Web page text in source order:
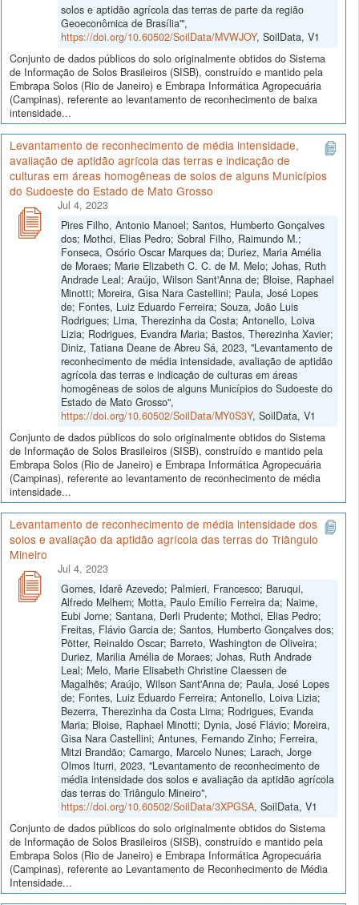
solos e aptidão agrícola das terras de parte da região
Geoeconômica de Brasília'",
https://doi.org/10.60502/SoilData/MVWJOY, SoilData, V1
Conjunto de dados públicos do solo originalmente obtidos do Sistema
de Informação de Solos Brasileiros (SISB), construído e mantido pela
Embrapa Solos (Rio de Janeiro) e Embrapa Informática Agropecuária
(Campinas), referente ao levantamento de reconhecimento de baixa
intensidade...
Levantamento de reconhecimento de média intensidade,
avaliação de aptidão agrícola das terras e indicação de
culturas em áreas homogêneas de solos de alguns Municípios
do Sudoeste do Estado de Mato Grosso
Jul 4, 2023
Pires Filho, Antonio Manoel; Santos, Humberto Gonçalves
dos; Mothci, Elias Pedro; Sobral Filho, Raimundo M.;
Fonseca, Osório Oscar Marques da; Duriez, Maria Amélia
de Moraes; Marie Elizabeth C. C. de M. Melo; Johas, Ruth
Andrade Leal; Araújo, Wilson Sant'Anna de; Bloise, Raphael
Minotti; Moreira, Gisa Nara Castellini; Paula, José Lopes
de; Fontes, Luiz Eduardo Ferreira; Souza, João Luis
Rodrigues; Lima, Therezinha da Costa; Antonello, Loiva
Lizia; Rodrigues, Evandra Maria; Bastos, Therezinha Xavier;
Diniz, Tatiana Deane de Abreu Sá, 2023, "Levantamento de
reconhecimento de média intensidade, avaliação de aptidão
agrícola das terras e indicação de culturas em áreas
homogêneas de solos de alguns Municípios do Sudoeste do
Estado de Mato Grosso",
https://doi.org/10.60502/SoilData/MY0S3Y, SoilData, V1
Conjunto de dados públicos do solo originalmente obtidos do Sistema
de Informação de Solos Brasileiros (SISB), construído e mantido pela
Embrapa Solos (Rio de Janeiro) e Embrapa Informática Agropecuária
(Campinas), referente ao levantamento de reconhecimento de média
intensidade...
Levantamento de reconhecimento de média intensidade dos
solos e avaliação da aptidão agrícola das terras do Triângulo
Mineiro
Jul 4, 2023
Gomes, Idarê Azevedo; Palmieri, Francesco; Baruqui,
Alfredo Melhem; Motta, Paulo Emílio Ferreira da; Naime,
Eubi Jorne; Santana, Derli Prudente; Mothci, Elias Pedro;
Freitas, Flávio Garcia de; Santos, Humberto Gonçalves dos;
Pötter, Reinaldo Oscar; Barreto, Washington de Oliveira;
Duriez, Marilia Amélia de Moraes; Johas, Ruth Andrade
Leal; Melo, Marie Elisabeth Christine Claessen de
Magalhẽs; Araújo, Wilson Sant'Anna de; Paula, José Lopes
de; Fontes, Luiz Eduardo Ferreira; Antonello, Loiva Lizia;
Bezerra, Therezinha da Costa Lima; Rodrigues, Evanda
Maria; Bloise, Raphael Minotti; Dynia, José Flávio; Moreira,
Gisa Nara Castellini; Antunes, Fernando Zinho; Ferreira,
Mitzi Brandão; Camargo, Marcelo Nunes; Larach, Jorge
Olmos Iturri, 2023, "Levantamento de reconhecimento de
média intensidade dos solos e avaliação da aptidão agrícola
das terras do Triângulo Mineiro",
https://doi.org/10.60502/SoilData/3XPGSA, SoilData, V1
Conjunto de dados públicos do solo originalmente obtidos do Sistema
de Informação de Solos Brasileiros (SISB), construído e mantido pela
Embrapa Solos (Rio de Janeiro) e Embrapa Informática Agropecuária
(Campinas), referente ao Levantamento de Reconhecimento de Média
Intensidade...